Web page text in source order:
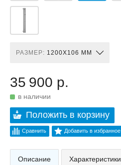
РАЗМЕР: 1200X106 ММ
35 900 р.
в наличии
Положить в корзину
Сравнить Добавить в избранное
Описание Характеристики